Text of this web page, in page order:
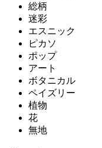
総柄
迷彩
エスニック
ピカソ
ポップ
アート
ボタニカル
ペイズリー
植物
花
無地